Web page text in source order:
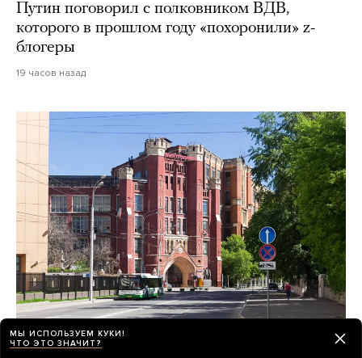
Путин поговорил с полковником ВДВ,
которого в прошлом году «похоронили» z-
блогеры
19 часов назад
Все лето градозащитники обсуждают
МЫ ИСПОЛЬЗУЕМ КУКИ!
ЧТО ЭТО ЗНАЧИТ?